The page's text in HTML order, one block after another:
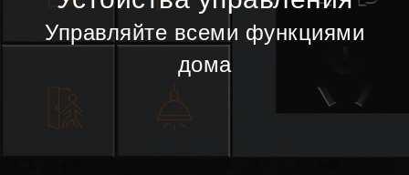
Управляйте всеми функциями
дома